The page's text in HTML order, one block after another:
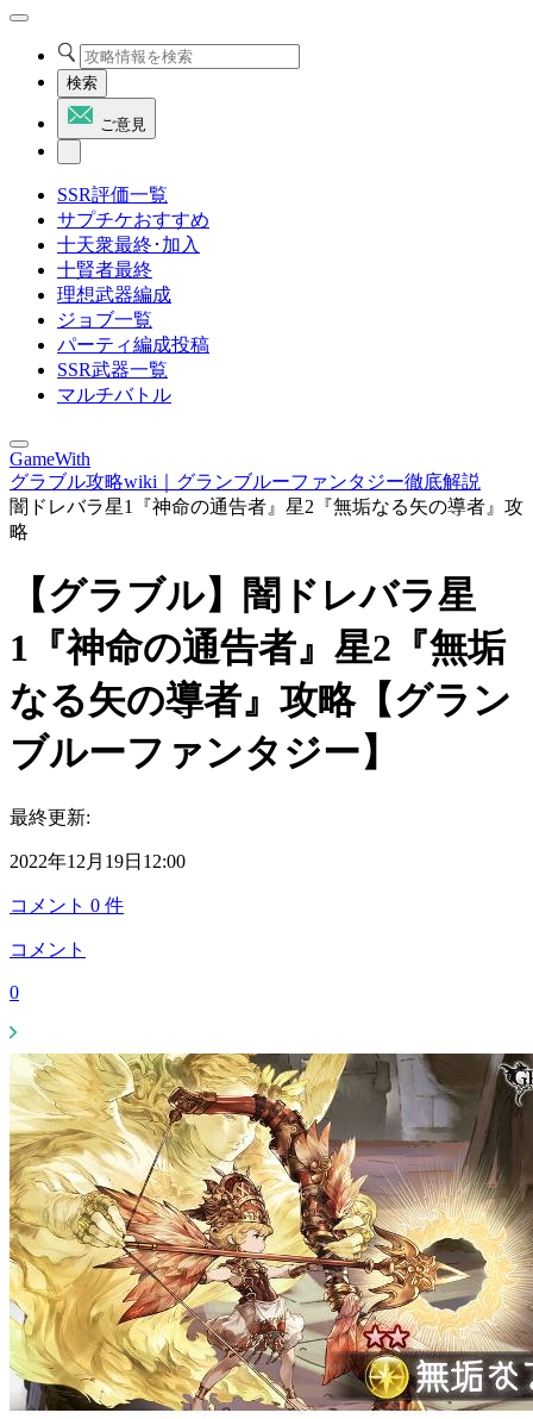
検索
ご意見
SSR評価一覧
サプチケおすすめ
十天衆最終･加入
十賢者最終
理想武器編成
ジョブ一覧
パーティ編成投稿
SSR武器一覧
マルチバトル
GameWith
グラブル攻略wiki｜グランブルーファンタジー徹底解説
闇ドレバラ星1『神命の通告者』星2『無垢なる矢の導者』攻
略
【グラブル】闇ドレバラ星
1『神命の通告者』星2『無垢
なる矢の導者』攻略【グラン
ブルーファンタジー】
最終更新:
2022年12月19日12:00
コメント 0 件
コメント
0